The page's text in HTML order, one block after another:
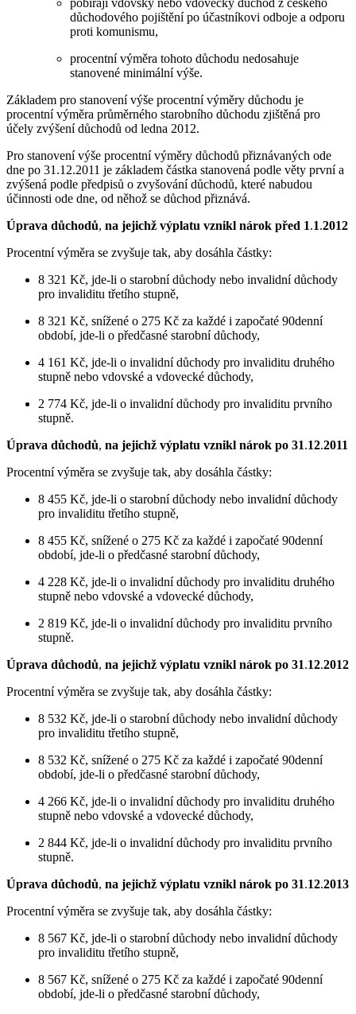
důchodového pojištění po účastníkovi odboje a odporu
proti komunismu,
procentní výměra tohoto důchodu nedosahuje
stanovené minimální výše.
Základem pro stanovení výše procentní výměry důchodu je
procentní výměra průměrného starobního důchodu zjištěná pro
účely zvýšení důchodů od ledna 2012.
Pro stanovení výše procentní výměry důchodů přiznávaných ode
dne po 31.12.2011 je základem částka stanovená podle věty první a
zvýšená podle předpisů o zvyšování důchodů, které nabudou
účinnosti ode dne, od něhož se důchod přiznává.
Úprava důchodů, na jejichž výplatu vznikl nárok před 1.1.2012
Procentní výměra se zvyšuje tak, aby dosáhla částky:
8 321 Kč, jde-li o starobní důchody nebo invalidní důchody
pro invaliditu třetího stupně,
8 321 Kč, snížené o 275 Kč za každé i započaté 90denní
období, jde-li o předčasné starobní důchody,
4 161 Kč, jde-li o invalidní důchody pro invaliditu druhého
stupně nebo vdovské a vdovecké důchody,
2 774 Kč, jde-li o invalidní důchody pro invaliditu prvního
stupně.
Úprava důchodů, na jejichž výplatu vznikl nárok po 31.12.2011
Procentní výměra se zvyšuje tak, aby dosáhla částky:
8 455 Kč, jde-li o starobní důchody nebo invalidní důchody
pro invaliditu třetího stupně,
8 455 Kč, snížené o 275 Kč za každé i započaté 90denní
období, jde-li o předčasné starobní důchody,
4 228 Kč, jde-li o invalidní důchody pro invaliditu druhého
stupně nebo vdovské a vdovecké důchody,
2 819 Kč, jde-li o invalidní důchody pro invaliditu prvního
stupně.
Úprava důchodů, na jejichž výplatu vznikl nárok po 31.12.2012
Procentní výměra se zvyšuje tak, aby dosáhla částky:
8 532 Kč, jde-li o starobní důchody nebo invalidní důchody
pro invaliditu třetího stupně,
8 532 Kč, snížené o 275 Kč za každé i započaté 90denní
období, jde-li o předčasné starobní důchody,
4 266 Kč, jde-li o invalidní důchody pro invaliditu druhého
stupně nebo vdovské a vdovecké důchody,
2 844 Kč, jde-li o invalidní důchody pro invaliditu prvního
stupně.
Úprava důchodů, na jejichž výplatu vznikl nárok po 31.12.2013
Procentní výměra se zvyšuje tak, aby dosáhla částky:
8 567 Kč, jde-li o starobní důchody nebo invalidní důchody
pro invaliditu třetího stupně,
8 567 Kč, snížené o 275 Kč za každé i započaté 90denní
období, jde-li o předčasné starobní důchody,